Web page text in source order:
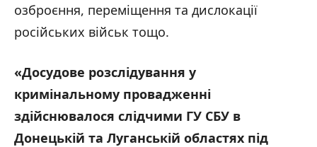
озброєння, переміщення та дислокації
російських військ тощо.
«Досудове розслідування у
кримінальному провадженні
здійснювалося слідчими ГУ СБУ в
Донецькій та Луганській областях під